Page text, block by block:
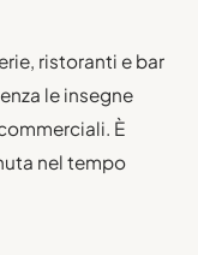
ristoranti e bar
le insegne
È
nel tempo